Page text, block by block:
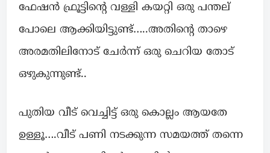
ഫേഷൻ ഫ്രൂട്ടിൻ്റെ വള്ളി കയറ്റി ഒരു പന്തല്
പോലെ ആക്കിയിട്ടുണ്ട്…..അതിൻ്റെ താഴെ
അരമതിലിനോട് ചേർന്ന് ഒരു ചെറിയ തോട്
ഒഴുകുന്നുണ്ട്..
പുതിയ വീട് വെച്ചിട്ട് ഒരു കൊല്ലം ആയതേ
ഉള്ളൂ….വീട് പണി നടക്കുന്ന സമയത്ത് തന്നെ